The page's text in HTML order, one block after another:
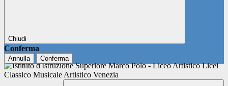
Chiudi
Conferma
Annulla Conferma